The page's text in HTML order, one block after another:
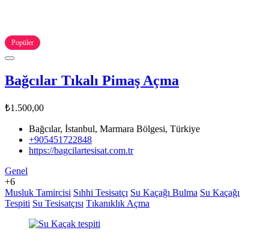
Popüler
Bağcılar Tıkalı Pimaş Açma
₺1.500,00
Bağcılar, İstanbul, Marmara Bölgesi, Türkiye
+905451722848
https://bagcilartesisat.com.tr
Genel
+6
Musluk Tamircisi Sıhhi Tesisatçı Su Kaçağı Bulma Su Kaçağı
Tespiti Su Tesisatçısı Tıkanıklık Açma